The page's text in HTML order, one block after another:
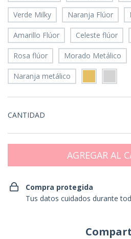
Verde Milky Naranja Flúor
Amarillo Flúor Celeste flúor
Rosa flúor Morado Metálico
Naranja metálico
CANTIDAD
Compra protegida
Tus datos cuidados durante